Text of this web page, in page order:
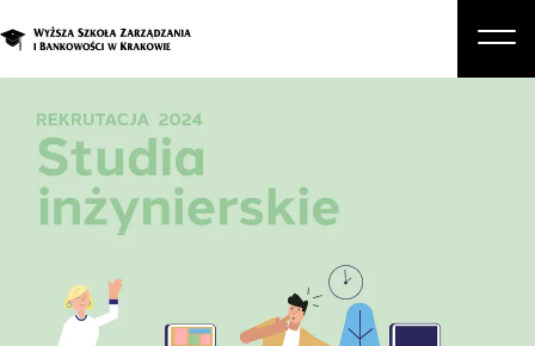
Studia podyplomowe i kursy